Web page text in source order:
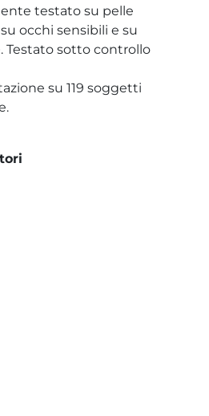
testato su pelle
occhi sensibili e su
Testato sotto controllo
su 119 soggetti